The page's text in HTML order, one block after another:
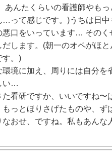
んたくらいの看護師やも
…って感じです。)うちは日
悪口をいっています… その
します。(朝一のオペがほ
す。)
境に加え、周りには自分
い…
看研ですか、いいですね
っとほりさげたものや、ず
なおせ、ですね。私もあん